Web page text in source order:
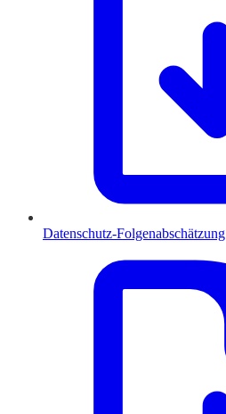
Datenschutz-Folgenabschätzung